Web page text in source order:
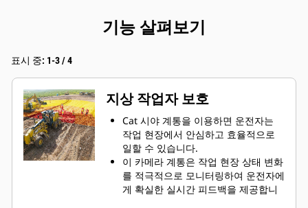
기능 살펴보기
표시 중: 1-3 / 4
지상 작업자 보호
Cat 시야 계통을 이용하면 운전자는
작업 현장에서 안심하고 효율적으로
일할 수 있습니다.
이 카메라 계통은 작업 현장 상태 변화
를 적극적으로 모니터링하여 운전자에
게 확실한 실시간 피드백을 제공합니